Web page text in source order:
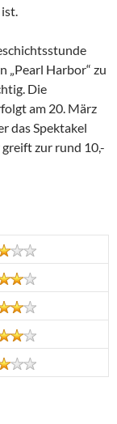
„Pearl Harbor“ zu
Die
am 20. März
das Spektakel
zur rund 10,-